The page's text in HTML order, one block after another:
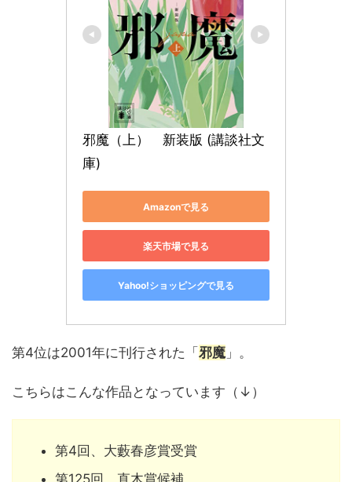
邪魔（上）　新装版 (講談社文
庫)
Amazonで見る
楽天市場で見る
Yahoo!ショッピングで見る
第4位は2001年に刊行された「 邪魔」。
こちらはこんな作品となっています（↓）
第4回、大藪春彦賞受賞